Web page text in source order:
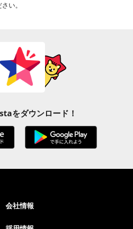
い。
をダウンロード！
会社情報